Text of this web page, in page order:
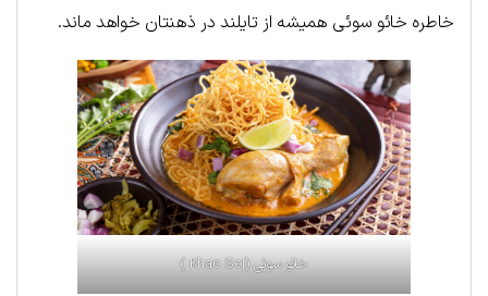
خاطره خائو سوئی همیشه از تایلند در ذهنتان خواهد ماند.
خائو سوئی (Khao Soi )